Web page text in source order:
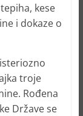
kese
i dokaze o
troje
Rođena
Države se